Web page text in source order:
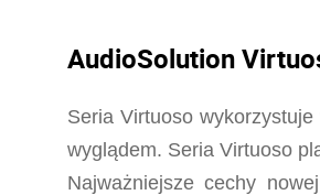
AudioSolution
Seria Virtuoso
wyglądem. Seria Virtuoso
Najważniejsze cechy